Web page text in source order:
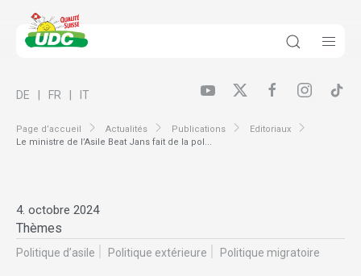
Page d’accueil Actualités Publications
Editoriaux
Le ministre de l’Asile Beat Jans fait de la pol...
DE FR IT
4. octobre 2024
Thèmes
Politique d’asile Politique extérieure Politique migratoire